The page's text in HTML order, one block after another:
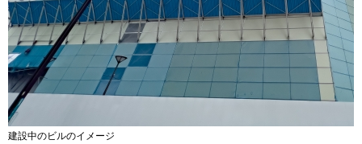
建設中のビルのイメージ